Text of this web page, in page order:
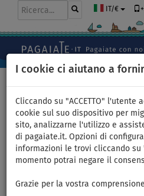
I cookie ci aiutano a
Cliccando su "ACCETTO" l'utente
cookie sul suo dispositivo per
sito, analizzarne l'utilizzo e
di pagaiate.it. Opzioni di
informazioni le trovi cliccando su
momento potrai negare il
Grazie per la vostra
IT/€
Come
da traino dietro